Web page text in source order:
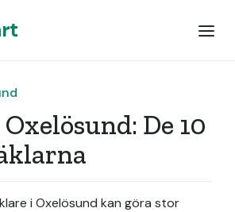
De 10
i Oxelösund kan göra stor